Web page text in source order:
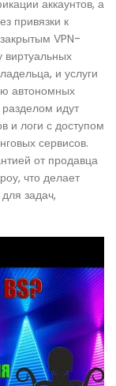
аккаунтов, а
привязки к
VPN-
и услуги
автономных
идут
и логи с доступом
сервисов.
от продавца
что делает
задач,